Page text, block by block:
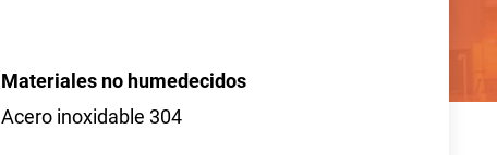
Materiales no humedecidos
Acero inoxidable 304